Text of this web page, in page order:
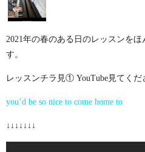
2021年の春のある日のレッスンを
す。
レッスンチラ見① YouTube見てくだ
you’d be so nice to come home to
↓↓↓↓↓↓↓